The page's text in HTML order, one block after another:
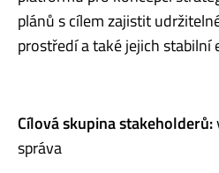
plánů s cílem zajistit
prostředí a také jejich stabilní
Cílová skupina stakeholderů:
správa